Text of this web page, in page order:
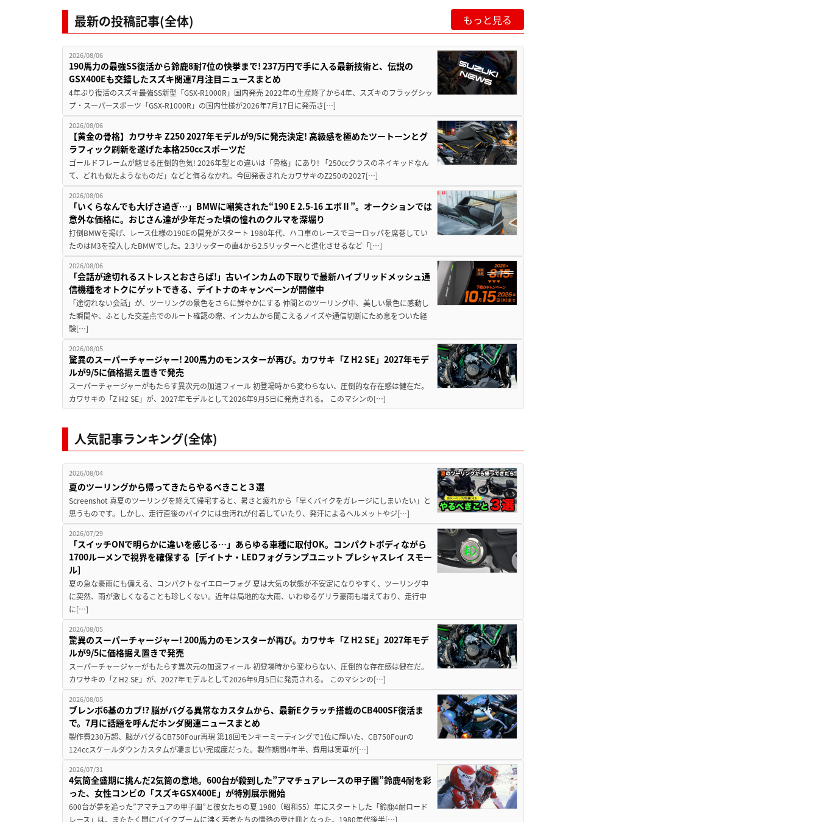
最新の投稿記事(全体) もっと見る
2026/08/06
190馬力の最強SS復活から鈴鹿8耐7位の快挙まで! 237万円で手に入る最新技術と、伝説の
GSX400Eも交錯したスズキ関連7月注目ニュースまとめ
4年ぶり復活のスズキ最強SS新型「GSX-R1000R」国内発売 2022年の生産終了から4年、スズキのフラッグシッ
プ・スーパースポーツ「GSX-R1000R」の国内仕様が2026年7月17日に発売さ[…]
2026/08/06
【黄金の骨格】カワサキ Z250 2027年モデルが9/5に発売決定! 高級感を極めたツートーンとグ
ラフィック刷新を遂げた本格250ccスポーツだ
ゴールドフレームが魅せる圧倒的色気! 2026年型との違いは「骨格」にあり! 「250ccクラスのネイキッドなん
て、どれも似たようなものだ」などと侮るなかれ。今回発表されたカワサキのZ250の2027[…]
2026/08/06
「いくらなんでも大げさ過ぎ…」BMWに嘲笑された“190 E 2.5-16 エボⅡ”。オークションでは
意外な価格に。おじさん達が少年だった頃の憧れのクルマを深堀り
打倒BMWを掲げ、レース仕様の190Eの開発がスタート 1980年代、ハコ車のレースでヨーロッパを席巻してい
たのはM3を投入したBMWでした。2.3リッターの直4から2.5リッターへと進化させるなど「[…]
2026/08/06
「会話が途切れるストレスとおさらば!」古いインカムの下取りで最新ハイブリッドメッシュ通
信機種をオトクにゲットできる、デイトナのキャンペーンが開催中
「途切れない会話」が、ツーリングの景色をさらに鮮やかにする 仲間とのツーリング中、美しい景色に感動し
た瞬間や、ふとした交差点でのルート確認の際、インカムから聞こえるノイズや通信切断にため息をついた経
験[…]
2026/08/05
驚異のスーパーチャージャー! 200馬力のモンスターが再び。カワサキ「Z H2 SE」2027年モデ
ルが9/5に価格据え置きで発売
スーパーチャージャーがもたらす異次元の加速フィール 初登場時から変わらない、圧倒的な存在感は健在だ。
カワサキの「Z H2 SE」が、2027年モデルとして2026年9月5日に発売される。 このマシンの[…]
人気記事ランキング(全体)
2026/08/04
夏のツーリングから帰ってきたらやるべきこと３選
Screenshot 真夏のツーリングを終えて帰宅すると、暑さと疲れから「早くバイクをガレージにしまいたい」と
思うものです。しかし、走行直後のバイクには虫汚れが付着していたり、発汗によるヘルメットやジ[…]
2026/07/29
「スイッチONで明らかに違いを感じる…」あらゆる車種に取付OK。コンパクトボディながら
1700ルーメンで視界を確保する［デイトナ・LEDフォグランプユニット プレシャスレイ スモー
ル］
夏の急な豪雨にも備える、コンパクトなイエローフォグ 夏は大気の状態が不安定になりやすく、ツーリング中
に突然、雨が激しくなることも珍しくない。近年は局地的な大雨、いわゆるゲリラ豪雨も増えており、走行中
に[…]
2026/08/05
驚異のスーパーチャージャー! 200馬力のモンスターが再び。カワサキ「Z H2 SE」2027年モデ
ルが9/5に価格据え置きで発売
スーパーチャージャーがもたらす異次元の加速フィール 初登場時から変わらない、圧倒的な存在感は健在だ。
カワサキの「Z H2 SE」が、2027年モデルとして2026年9月5日に発売される。 このマシンの[…]
2026/08/05
ブレンボ6基のカブ!? 脳がバグる異常なカスタムから、最新Eクラッチ搭載のCB400SF復活ま
で。7月に話題を呼んだホンダ関連ニュースまとめ
製作費230万超、脳がバグるCB750Four再現 第18回モンキーミーティングで1位に輝いた、CB750Fourの
124ccスケールダウンカスタムが凄まじい完成度だった。製作期間4年半、費用は実車が[…]
2026/07/31
4気筒全盛期に挑んだ2気筒の意地。600台が殺到した”アマチュアレースの甲子園”鈴鹿4耐を彩
った、女性コンビの「スズキGSX400E」が特別展示開始
600台が夢を追った”アマチュアの甲子園”と彼女たちの夏 1980（昭和55）年にスタートした「鈴鹿4耐ロード
レース」は、またたく間にバイクブームに沸く若者たちの情熱の受け皿となった。1980年代後半[…]